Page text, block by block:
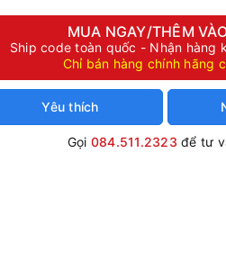
MUA NGAY/THÊM
Ship code toàn quốc - Nhận hàng
Chỉ bán hàng chính hãng
Yêu thích
Gọi 084.511.2323 để tư